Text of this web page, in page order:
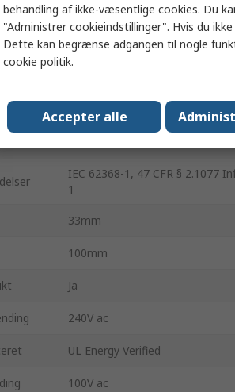
5
0°C
400°C
IEC 62368-1, 47 CFR § 2.1077
1
33mm
100mm
Ja
240V ac
UL Energy Verified
100V ac
behandling af ikke-væsentlige cookies. Du
"Administrer cookieindstillinger". Hvis du
Dette kan begrænse adgangen til nogle
cookie politik.
Accepter alle